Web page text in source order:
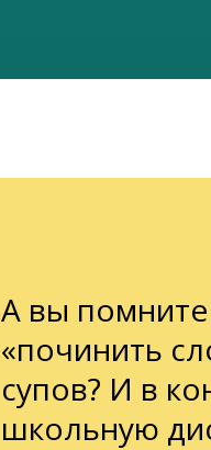
А вы помните
«починить
супов? И в
школьную